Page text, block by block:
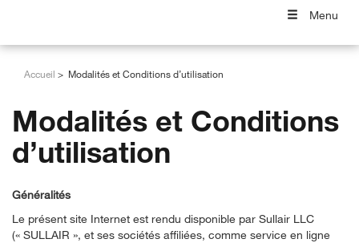
Menu
Accueil Modalités et Conditions d’utilisation
Modalités et Conditions
d’utilisation
Généralités
Le présent site Internet est rendu disponible par Sullair LLC
(« SULLAIR », et ses sociétés affiliées, comme service en ligne